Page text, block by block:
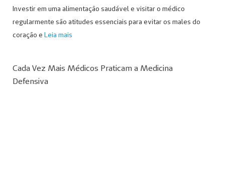
Investir em uma alimentação saudável e visitar o médico
regularmente são atitudes essenciais para evitar os males do
coração e Leia mais
Cada Vez Mais Médicos Praticam a Medicina
Defensiva